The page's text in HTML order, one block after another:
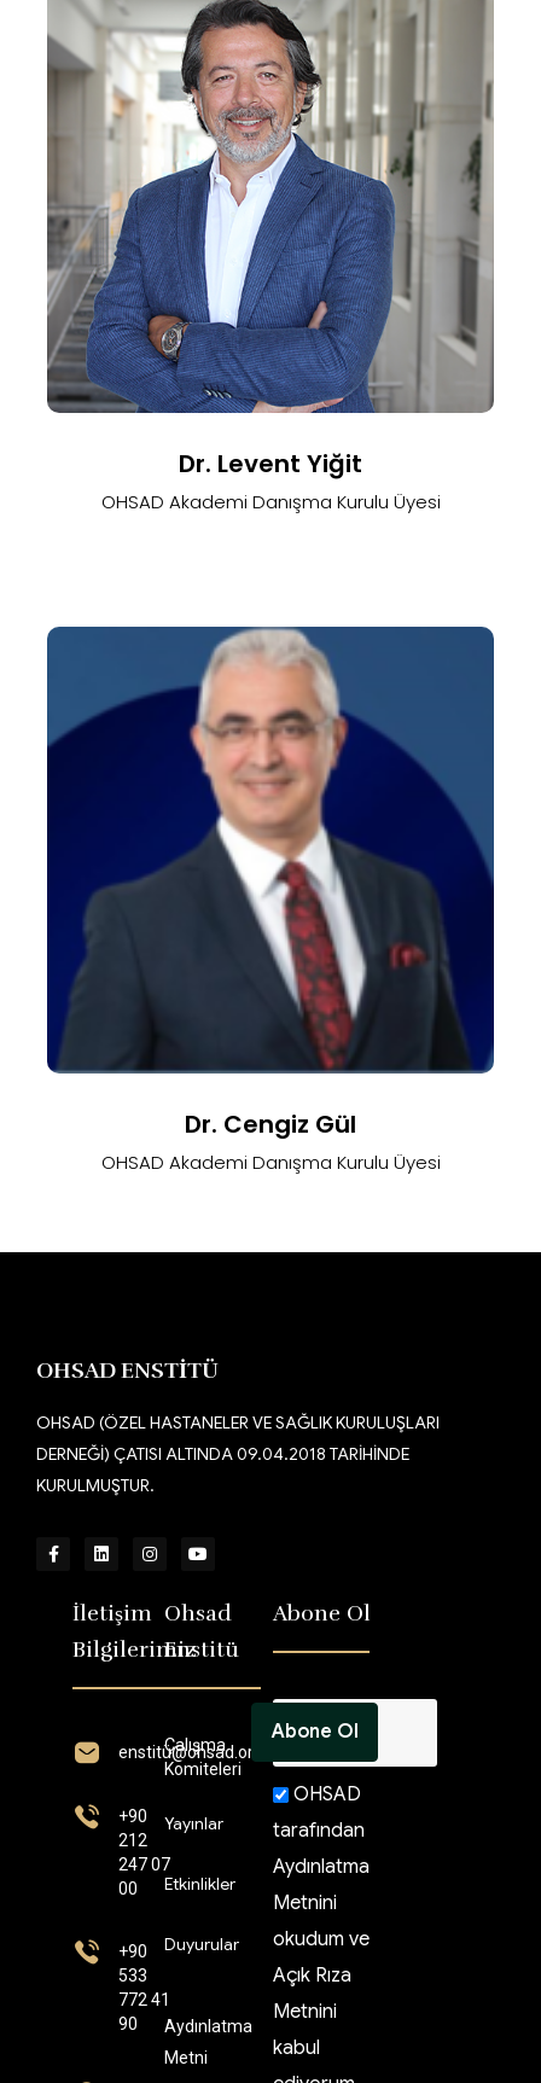
Dr. Levent Yiğit
OHSAD Akademi Danışma Kurulu Üyesi
Dr. Cengiz Gül
OHSAD Akademi Danışma Kurulu Üyesi
OHSAD ENSTİTÜ
OHSAD (ÖZEL HASTANELER VE SAĞLIK KURULUŞLARI
DERNEĞİ) ÇATISI ALTINDA 09.04.2018 TARİHİNDE
KURULMUŞTUR.
İletişim
Bilgilerimiz
enstitü@ohsad.org
+90
212
247 07
00
+90
533
772 41
90
Ohsad
Enstitü
Çalışma
Komiteleri
Yayınlar
Etkinlikler
Duyurular
Aydınlatma
Metni
Abone Ol
OHSAD
tarafından
Aydınlatma
Metnini
okudum ve
Açık Rıza
Metnini
kabul